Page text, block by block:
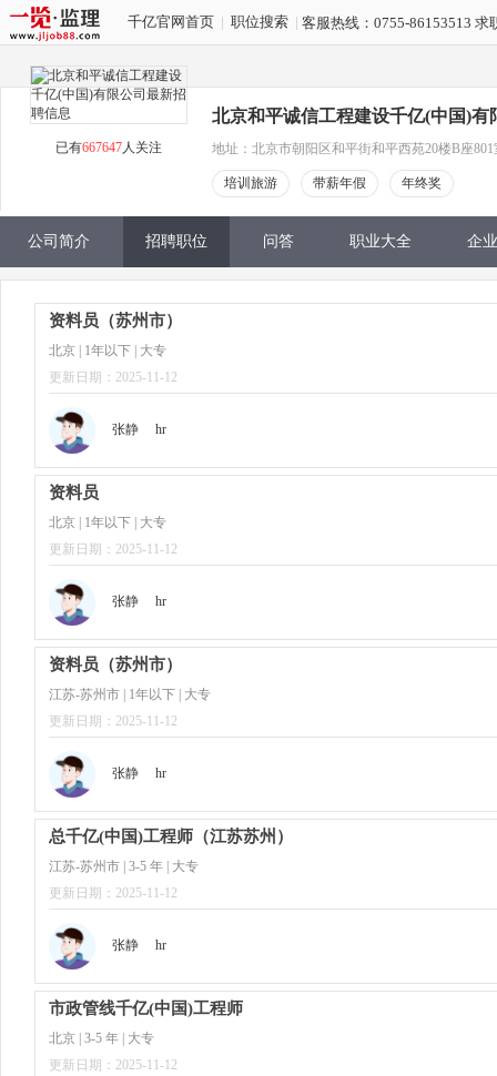
千亿官网首页 | 职位搜索 | 客服热线：0755-86153513
已有667647人关注
北京和平诚信工程建设千亿(中国)有
地址：北京市朝阳区和平街和平西苑20楼B座801
培训旅游 带薪年假 年终奖
公司简介 招聘职位 问答 职业大全 企
资料员（苏州市）
北京 | 1年以下 | 大专
更新日期：2025-11-12
张静 hr
资料员
北京 | 1年以下 | 大专
更新日期：2025-11-12
张静 hr
资料员（苏州市）
江苏-苏州市 | 1年以下 | 大专
更新日期：2025-11-12
张静 hr
总千亿(中国)工程师（江苏苏州）
江苏-苏州市 | 3-5 年 | 大专
更新日期：2025-11-12
张静 hr
市政管线千亿(中国)工程师
北京 | 3-5 年 | 大专
更新日期：2025-11-12